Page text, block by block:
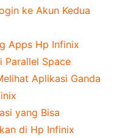
ke Akun Kedua
Apps Hp Infinix
Parallel Space
Aplikasi Ganda
yang Bisa
di Hp Infinix